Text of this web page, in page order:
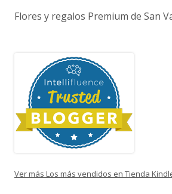
Flores y regalos Premium de San
Ver más Los más vendidos en Tienda